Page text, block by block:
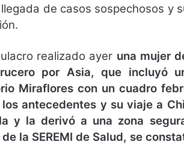
de casos sospechosos y
realizado ayer una mujer
por Asia, que incluyó
Miraflores con un cuadro
antecedentes y su viaje a
y la derivó a una zona
la SEREMI de Salud, se